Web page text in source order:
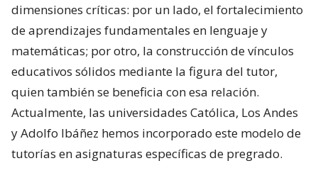
dimensiones críticas: por un lado, el fortalecimiento
de aprendizajes fundamentales en lenguaje y
matemáticas; por otro, la construcción de vínculos
educativos sólidos mediante la figura del tutor,
quien también se beneficia con esa relación.
Actualmente, las universidades Católica, Los Andes
y Adolfo Ibáñez hemos incorporado este modelo de
tutorías en asignaturas específicas de pregrado.